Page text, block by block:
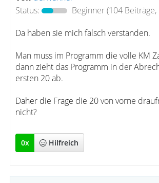
Status:
Beginner(104
Da haben sie mich falsch verstanden.
Man muss im Programm die volle KM
dann zieht das Programm in der
ersten 20 ab.
Daher die Frage die 20 von vorne
nicht?
0x Hilfreich